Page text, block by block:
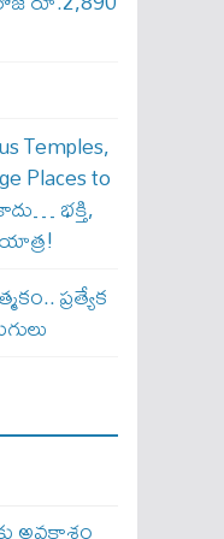
Temples,
Places to
భక్తి,
ప్రత్యేక